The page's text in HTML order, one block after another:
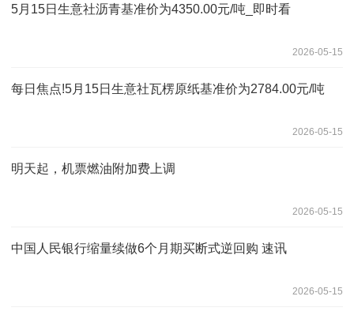
5月15日生意社沥青基准价为4350.00元/吨_即时看
2026-05-15
每日焦点!5月15日生意社瓦楞原纸基准价为2784.00元/吨
2026-05-15
明天起，机票燃油附加费上调
2026-05-15
中国人民银行缩量续做6个月期买断式逆回购 速讯
2026-05-15